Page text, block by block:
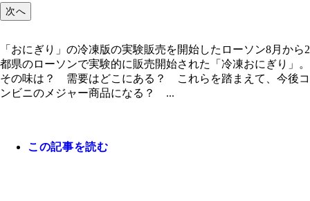
次へ
「おにぎり」の冷凍版の実験販売を開始したローソン8月から2
都県のローソンで実験的に販売開始された「冷凍おにぎり」。
その味は？ 需要はどこにある？ これらを踏まえて、今後コ
ンビニのメジャー商品になる？ ...
この記事を読む